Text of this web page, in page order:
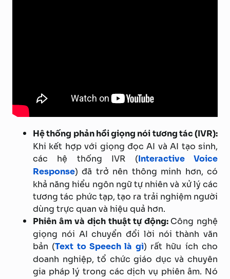
Hệ thống phản hồi giọng nói tương tác (IVR):
Khi kết hợp với giọng đọc AI và AI tạo sinh,
các hệ thống IVR (Interactive Voice
Response) đã trở nên thông minh hơn, có
khả năng hiểu ngôn ngữ tự nhiên và xử lý các
tương tác phức tạp, tạo ra trải nghiệm người
dùng trực quan và hiệu quả hơn.
Phiên âm và dịch thuật tự động: Công nghệ
giọng nói AI chuyển đổi lời nói thành văn
bản (Text to Speech là gì) rất hữu ích cho
doanh nghiệp, tổ chức giáo dục và chuyên
gia pháp lý trong các dịch vụ phiên âm. Nó